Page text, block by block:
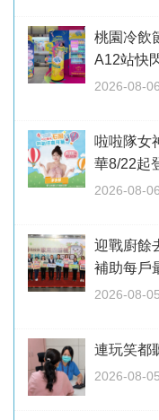
桃園冷飲
A12站快
2026-08-
啦啦隊女
華8/22起
2026-08-
迎戰廚餘
補助每戶
2026-08-
連玩笑都
2026-08-